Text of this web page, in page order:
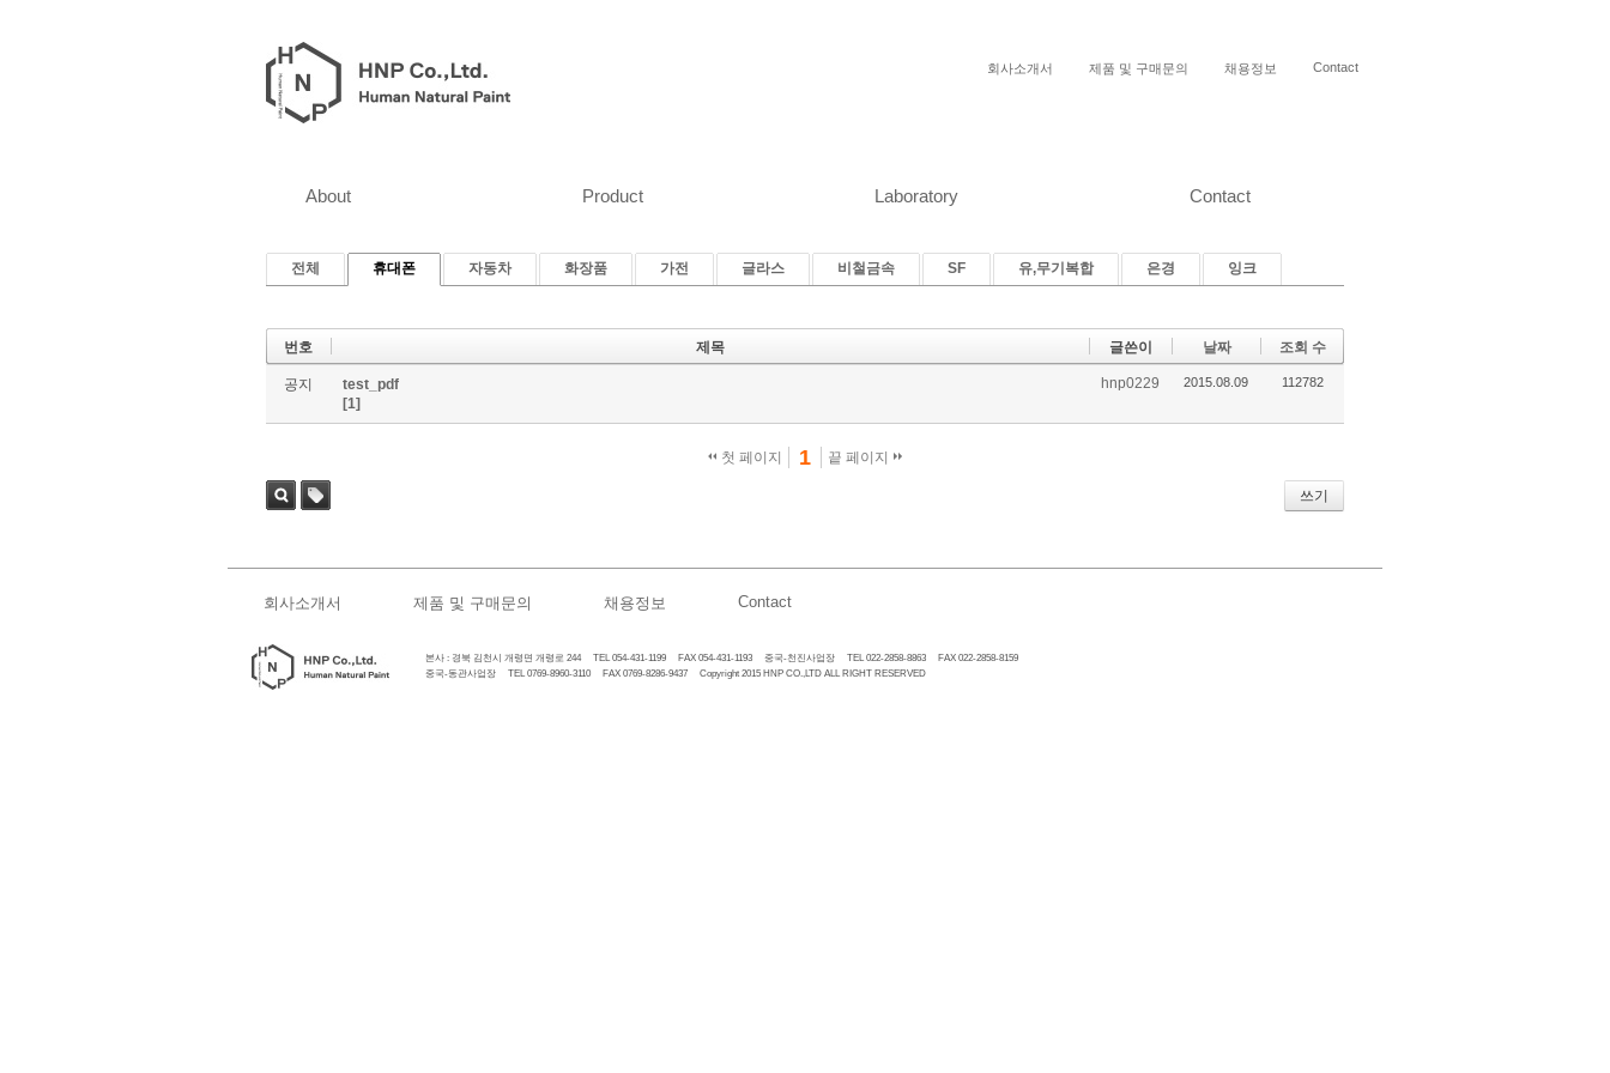
Contact
채용정보
제품 및 구매문의
회사소개서
About Product Laboratory Contact
전체 휴대폰 자동차 화장품 가전 글라스 비철금속 SF 유,무기복합 은경 잉크
번호 제목 글쓴이 날짜 조회 수
공지
test_pdf
[1]
hnp0229 2015.08.09 112782
첫 페이지 1 끝 페이지
쓰기
회사소개서 제품 및 구매문의 채용정보 Contact
본사 : 경북 김천시 개령면 개령로 244 TEL 054-431-1199 FAX 054-431-1193 중국-천진사업장 TEL 022-2858-8863 FAX 022-2858-8159
중국-동관사업장 TEL 0769-8960-3110 FAX 0769-8286-9437 Copyright 2015 HNP CO.,LTD ALL RIGHT RESERVED